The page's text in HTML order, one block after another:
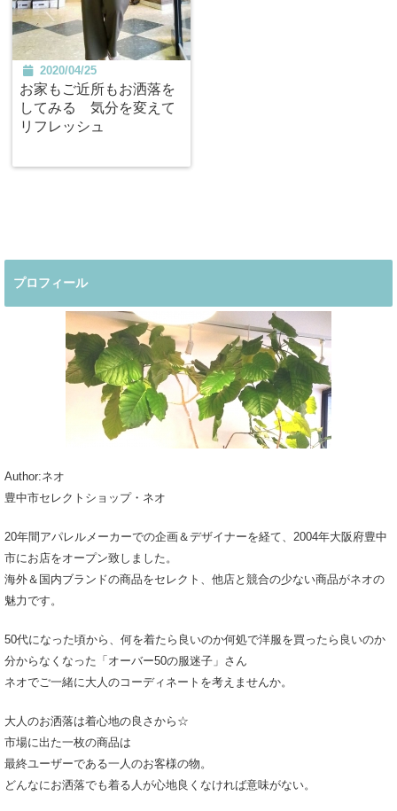
2020/04/25
お家もご近所もお洒落を
してみる 気分を変えて
リフレッシュ
プロフィール
Author:ネオ
豊中市セレクトショップ・ネオ
20年間アパレルメーカーでの企画＆デザイナーを経て、2004年大阪府豊中
市にお店をオープン致しました。
海外＆国内ブランドの商品をセレクト、他店と競合の少ない商品がネオの
魅力です。
50代になった頃から、何を着たら良いのか何処で洋服を買ったら良いのか
分からなくなった「オーバー50の服迷子」さん
ネオでご一緒に大人のコーディネートを考えませんか。
大人のお洒落は着心地の良さから☆
市場に出た一枚の商品は
最終ユーザーである一人のお客様の物。
どんなにお洒落でも着る人が心地良くなければ意味がない。